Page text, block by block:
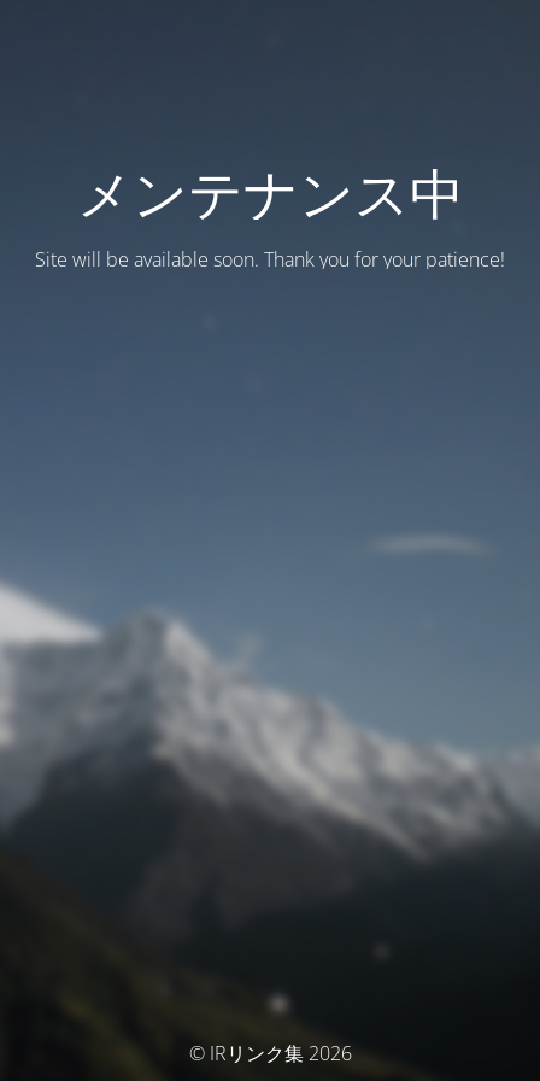
メンテナンス中
Site will be available soon. Thank you for your patience!
© IRリンク集 2026